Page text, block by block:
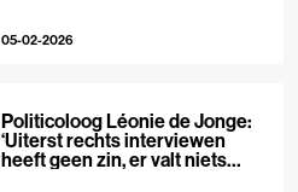
05-02-2026
Politicoloog Léonie de Jonge:
‘Uiterst rechts interviewen
heeft geen zin, er valt niets